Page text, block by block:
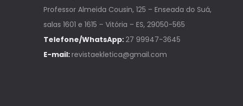
Professor Almeida Cousin, 125 – Enseada do Suá,
salas 1601 e 1615 – Vitória – ES, 29050-565
Telefone/WhatsApp:27 99947-3645
E-mail:revistaekletica@gmail.com